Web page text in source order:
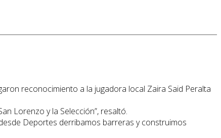
reconocimiento a la jugadora local Zaira Said Peralta
Lorenzo y la Selección”, resaltó.
Deportes derribamos barreras y construimos